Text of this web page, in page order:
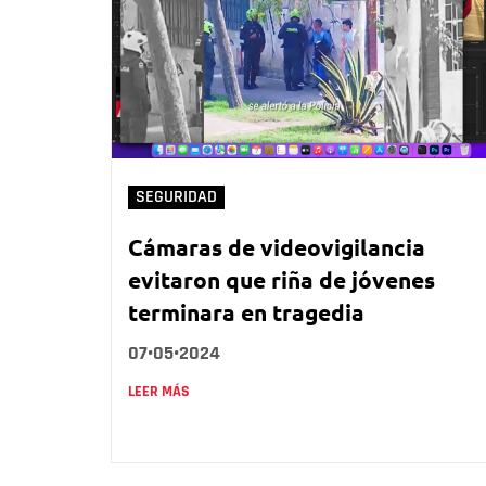
SEGURIDAD
Cámaras de videovigilancia
evitaron que riña de jóvenes
terminara en tragedia
07•05•2024
LEER MÁS